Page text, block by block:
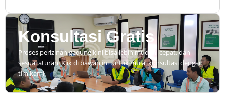
Konsultasi Gratis
Proses perizinan gedung kini bisa lebih mudah, cepat, dan
sesuai aturan. Klik di bawah ini untuk mulai konsultasi dengan
tim kami.